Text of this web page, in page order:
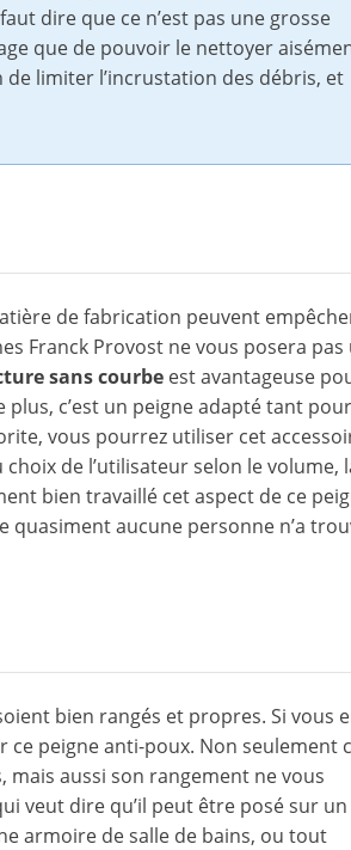
dire que ce n’est pas une grosse
que de pouvoir le nettoyer
de limiter l’incrustation des débris, et
de fabrication peuvent
Franck Provost ne vous posera pas
sans courbe est avantageuse
c’est un peigne adapté tant
vous pourrez utiliser cet
de l’utilisateur selon le volume,
bien travaillé cet aspect de ce
aucune personne n’a
bien rangés et propres. Si vous
peigne anti-poux. Non seulement
aussi son rangement ne vous
veut dire qu’il peut être posé sur un
armoire de salle de bains, ou tout